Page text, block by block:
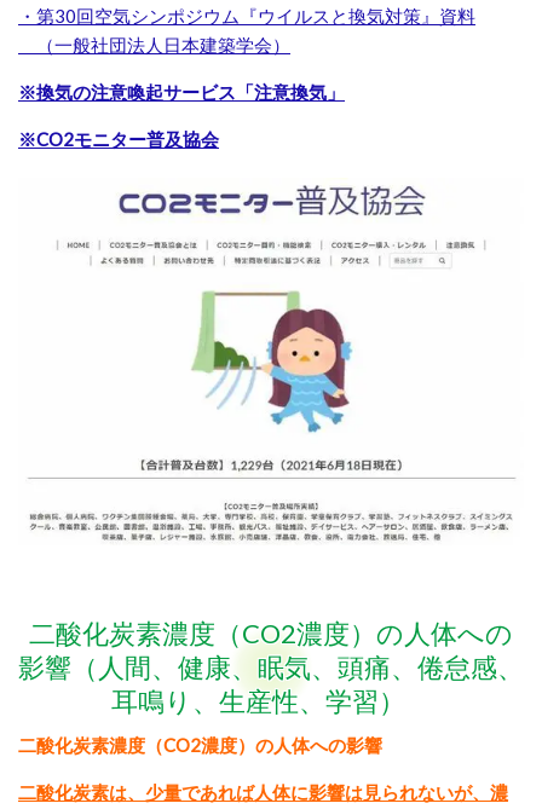
・ 第30回空気シンポジウム『ウイルスと換気対策』資料
（一般社団法人日本建築学会）
※換気の注意喚起サービス「注意換気」
※CO2モニター普及協会
二酸化炭素濃度（CO2濃度）の人体への
影響（人間、健康、眠気、頭痛、倦怠感、
耳鳴り、生産性、学習）
二酸化炭素濃度（CO2濃度）の人体への影響
二酸化炭素は、少量であれば人体に影響は見られないが、濃